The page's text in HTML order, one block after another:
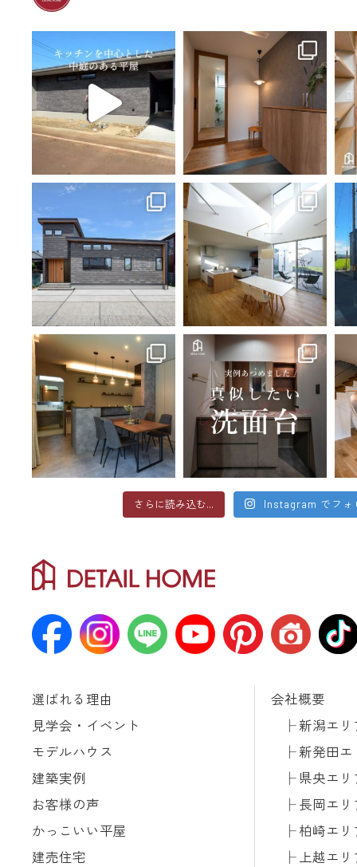
さらに読み込む... Instagram でフォ
選ばれる理由
見学会・イベント
モデルハウス
建築実例
お客様の声
かっこいい平屋
建売住宅
会社概要
新潟エリ
新発田エ
県央エリ
長岡エリ
柏崎エリ
上越エリ